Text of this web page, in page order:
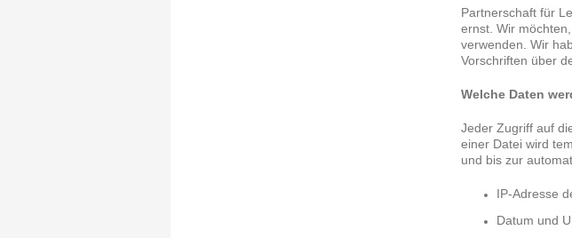
Partnerschaft für
ernst. Wir
verwenden. Wir
Vorschriften über
Welche Daten
Jeder Zugriff auf
einer Datei wird
und bis zur
IP-Adresse
Datum und